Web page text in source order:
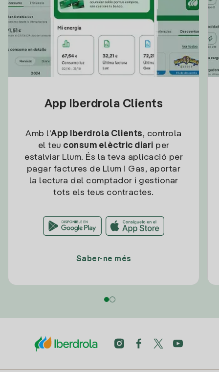
App Iberdrola Clients
Amb l'App Iberdrola Clients, controla
el teu consum elèctric diari per
estalviar Llum. És la teva aplicació per
pagar factures de Llum i Gas, aportar
la lectura del comptador i gestionar
tots els teus contractes.
Saber-ne més